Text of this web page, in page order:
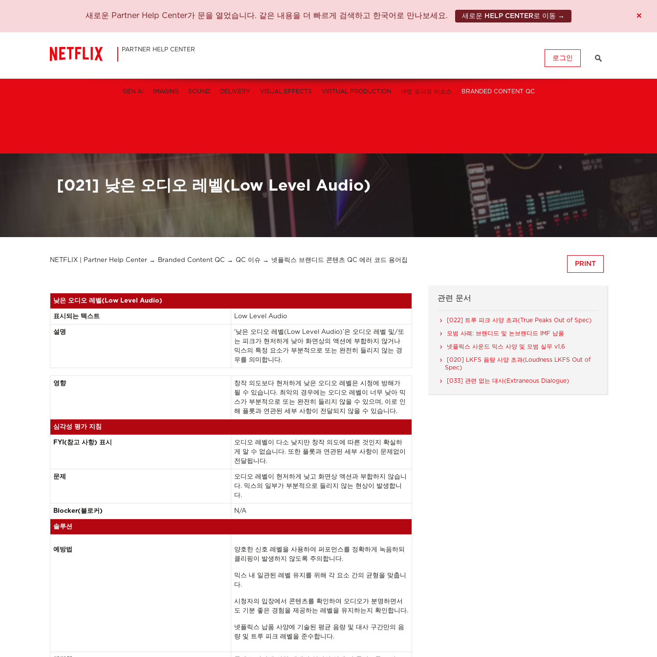
새로운 Partner Help Center가 문을 열었습니다. 같은 내용을 더 빠르게 검색하고 한국어로 만나보세요. 새로운 HELP CENTER로 이동 → ×
PARTNER HELP CENTER
로그인
GEN AI IMAGING SOUND DELIVERY VISUAL EFFECTS VIRTUAL PRODUCTION 더빙 오디오 리소스 BRANDED CONTENT QC
[021] 낮은 오디오 레벨(Low Level Audio)
NETFLIX | Partner Help Center Branded Content QC QC 이슈 넷플릭스 브랜디드 콘텐츠 QC 에러 코드 용어집
PRINT
낮은 오디오 레벨(Low Level Audio)
표시되는 텍스트 Low Level Audio
설명
‘낮은 오디오 레벨(Low Level Audio)’은 오디오 레벨 및/또
는 피크가 현저하게 낮아 화면상의 액션에 부합하지 않거나
믹스의 특정 요소가 부분적으로 또는 완전히 들리지 않는 경
우를 의미합니다.
영향
창작 의도보다 현저하게 낮은 오디오 레벨은 시청에 방해가
될 수 있습니다. 최악의 경우에는 오디오 레벨이 너무 낮아 믹
스가 부분적으로 또는 완전히 들리지 않을 수 있으며, 이로 인
해 플롯과 연관된 세부 사항이 전달되지 않을 수 있습니다.
심각성 평가 지침
FYI(참고 사항) 표시
오디오 레벨이 다소 낮지만 창작 의도에 따른 것인지 확실하
게 알 수 없습니다. 또한 플롯과 연관된 세부 사항이 문제없이
전달됩니다.
문제
오디오 레벨이 현저하게 낮고 화면상 액션과 부합하지 않습니
다. 믹스의 일부가 부분적으로 들리지 않는 현상이 발생합니
다.
Blocker(블로커) N/A
솔루션
예방법
양호한 신호 레벨을 사용하여 퍼포먼스를 정확하게 녹음하되
클리핑이 발생하지 않도록 주의합니다.
믹스 내 일관된 레벨 유지를 위해 각 요소 간의 균형을 맞춥니
다.
시청자의 입장에서 콘텐츠를 확인하여 오디오가 분명하면서
도 기분 좋은 경험을 제공하는 레벨을 유지하는지 확인합니다.
넷플릭스 납품 사양에 기술된 평균 음량 및 대사 구간만의 음
량 및 트루 피크 레벨을 준수합니다.
관련 문서
[022] 트루 피크 사양 초과(True Peaks Out of Spec)
모범 사례: 브랜디드 및 논브랜디드 IMF 납품
넷플릭스 사운드 믹스 사양 및 모범 실무 v1.6
[020] LKFS 음량 사양 초과(Loudness LKFS Out of
Spec)
[033] 관련 없는 대사(Extraneous Dialogue)